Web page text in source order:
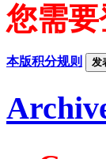
您需
本版积分规则 发